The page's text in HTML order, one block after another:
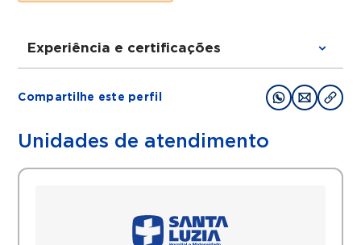
Experiência e certificações
Ciências da Saúde)
HUB- Unb (Hospital Universitário de Brasília
Compartilhe este perfil
Unidades de atendimento